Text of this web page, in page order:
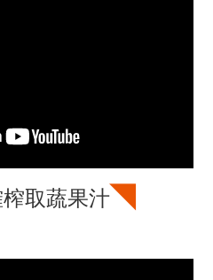
取蔬果汁◥